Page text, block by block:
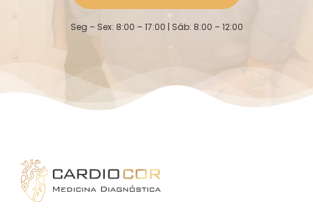
Seg – Sex: 8:00 – 17:00 | Sáb: 8:00 – 12:00